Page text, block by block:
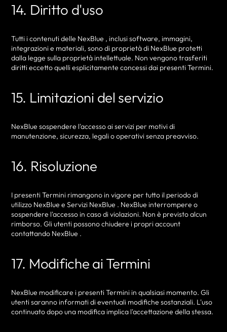
14. Diritto d'uso
Tutti i contenuti delle NexBlue , inclusi software, immagini,
integrazioni e materiali, sono di proprietà di NexBlue protetti
dalla legge sulla proprietà intellettuale. Non vengono trasferiti
diritti eccetto quelli esplicitamente concessi dai presenti Termini.
15. Limitazioni del servizio
NexBlue sospendere l'accesso ai servizi per motivi di
manutenzione, sicurezza, legali o operativi senza preavviso.
16. Risoluzione
I presenti Termini rimangono in vigore per tutto il periodo di
utilizzo NexBlue e Servizi NexBlue . NexBlue interrompere o
sospendere l'accesso in caso di violazioni. Non è previsto alcun
rimborso. Gli utenti possono chiudere i propri account
contattando NexBlue .
17. Modifiche ai Termini
NexBlue modificare i presenti Termini in qualsiasi momento. Gli
utenti saranno informati di eventuali modifiche sostanziali. L'uso
continuato dopo una modifica implica l'accettazione della stessa.